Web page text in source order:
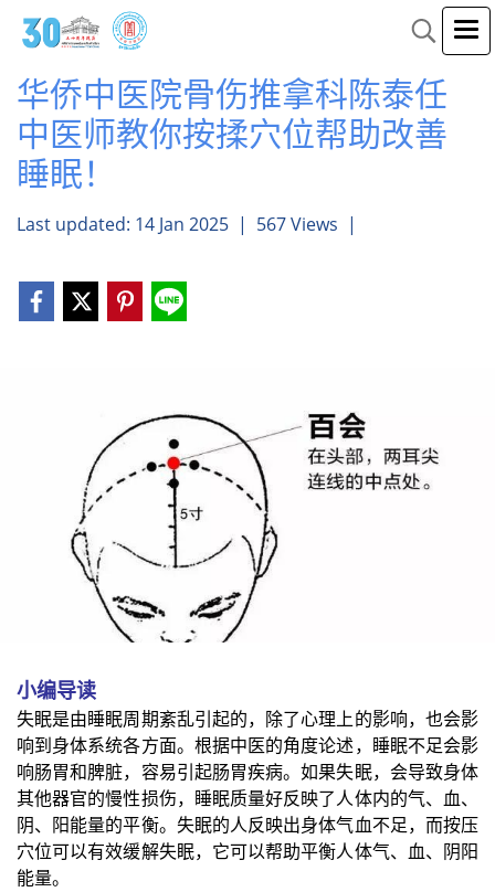
华侨中医院骨伤推拿科陈泰任
中医师教你按揉穴位帮助改善
睡眠！
Last updated: 14 Jan 2025 | 567 Views |
小编导读
失眠是由睡眠周期紊乱引起的，除了心理上的影响，也会影
响到身体系统各方面。根据中医的角度论述，睡眠不足会影
响肠胃和脾脏，容易引起肠胃疾病。如果失眠，会导致身体
其他器官的慢性损伤，睡眠质量好反映了人体内的气、血、
阴、阳能量的平衡。失眠的人反映出身体气血不足，而按压
穴位可以有效缓解失眠，它可以帮助平衡人体气、血、阴阳
能量。